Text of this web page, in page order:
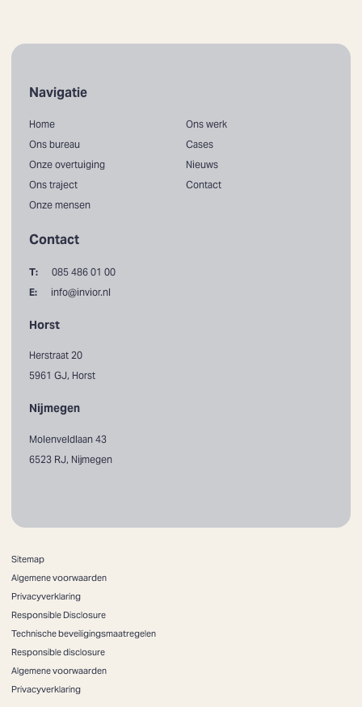
Navigatie
Home
Ons bureau
Onze overtuiging
Ons traject
Onze mensen
Ons werk
Cases
Nieuws
Contact
Contact
T:
085 486 01 00
E:
info@invior.nl
Horst
Herstraat 20
5961 GJ, Horst
Nijmegen
Molenveldlaan 43
6523 RJ, Nijmegen
Sitemap
Algemene voorwaarden
Privacyverklaring
Responsible Disclosure
Technische beveiligingsmaatregelen
Responsible disclosure
Algemene voorwaarden
Privacyverklaring